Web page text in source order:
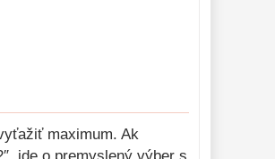
maximum. Ak